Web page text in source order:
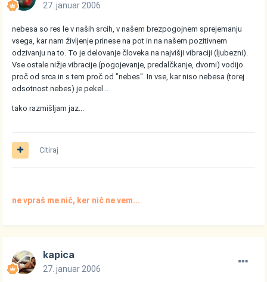
27. januar 2006
nebesa so res le v naših srcih, v našem brezpogojnem sprejemanju
vsega, kar nam življenje prinese na pot in na našem pozitivnem
odzivanju na to. To je delovanje človeka na najvišji vibraciji (ljubezni).
Vse ostale nižje vibracije (pogojevanje, predalčkanje, dvomi) vodijo
proč od srca in s tem proč od "nebes". In vse, kar niso nebesa (torej
odsotnost nebes) je pekel...
tako razmišljam jaz...
Citiraj
ne vpraš me nič, ker nič ne vem...
kapica
27. januar 2006